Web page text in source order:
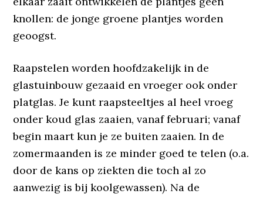
knollen: de jonge groene plantjes worden
geoogst.
Raapstelen worden hoofdzakelijk in de
glastuinbouw gezaaid en vroeger ook onder
platglas. Je kunt raapsteeltjes al heel vroeg
onder koud glas zaaien, vanaf februari; vanaf
begin maart kun je ze buiten zaaien. In de
zomermaanden is ze minder goed te telen (o.a.
door de kans op ziekten die toch al zo
aanwezig is bij koolgewassen). Na de